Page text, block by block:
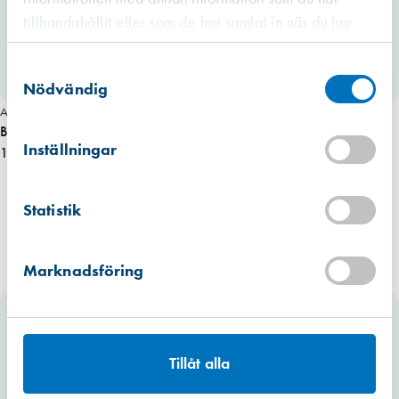
tillhandahållit eller som de har samlat in när du har
använt deras tjänster.
Nödvändig
Inställningar
Statistik
Marknadsföring
Tillåt alla
Art. nr 6980
Bärhandtag för karmskruvshål 1par
1 240,00 kr
Slut i lager
Finns i lager (2 st)
Hitta hit
Hitta hit